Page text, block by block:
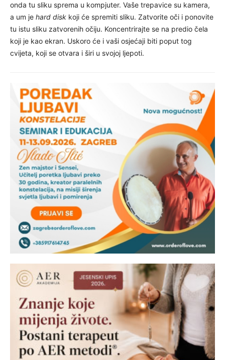
onda tu sliku sprema u kompjuter. Vaše trepavice su kamera,
a um je hard disk koji će spremiti sliku. Zatvorite oči i ponovite
tu istu sliku zatvorenih očiju. Koncentrirajte se na predio čela
koji je kao ekran. Uskoro će i vaši osjećaji biti poput tog
cvijeta, koji se otvara i širi u svojoj ljepoti.